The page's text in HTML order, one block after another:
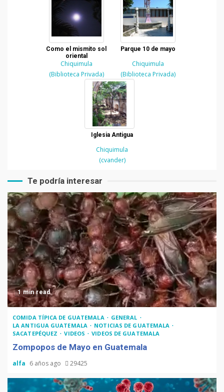
Como el mismito sol
oriental
Chiquimula
(Biblioteca Privada)
Parque 10 de mayo
Chiquimula
(Biblioteca Privada)
Iglesia Antigua
Chiquimula
(cvander)
Te podría interesar
1 min read
COMIDA TÍPICA DE GUATEMALA
GENERAL
LA ANTIGUA GUATEMALA
NOTICIAS DE GUATEMALA
SACATEPÉQUEZ
VIDEOS VIDEOS DE GUATEMALA
Zompopos de Mayo en Guatemala
alfa 6 años ago 29425